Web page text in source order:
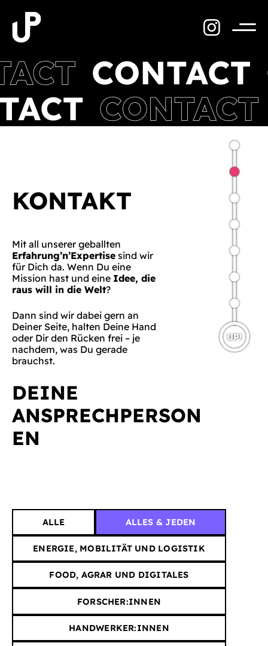
Inhalt
springen
KONTAKT
Mit all unserer geballten
Erfahrung’n’Expertise sind wir
für Dich da. Wenn Du eine
Mission hast und eine Idee, die
raus will in die Welt?
Dann sind wir dabei gern an
Deiner Seite, halten Deine Hand
oder Dir den Rücken frei – je
nachdem, was Du gerade
brauchst.
DEINE
ANSPRECHPERSON
EN
ALLE ALLES & JEDEN
ENERGIE, MOBILITÄT UND LOGISTIK
FOOD, AGRAR UND DIGITALES
FORSCHER:INNEN
HANDWERKER:INNEN